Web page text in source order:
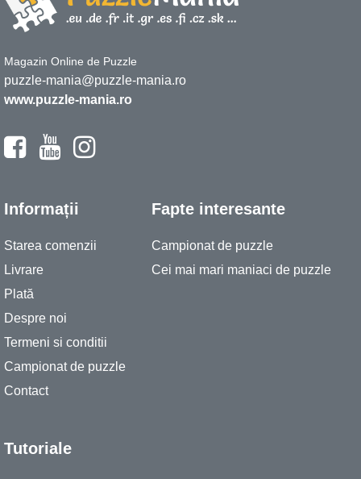
Magazin Online de Puzzle
puzzle-mania@puzzle-mania.ro
www.puzzle-mania.ro
Informații
Starea comenzii
Livrare
Plată
Despre noi
Termeni si conditii
Campionat de puzzle
Contact
Fapte interesante
Campionat de puzzle
Cei mai mari maniaci de puzzle
Tutoriale